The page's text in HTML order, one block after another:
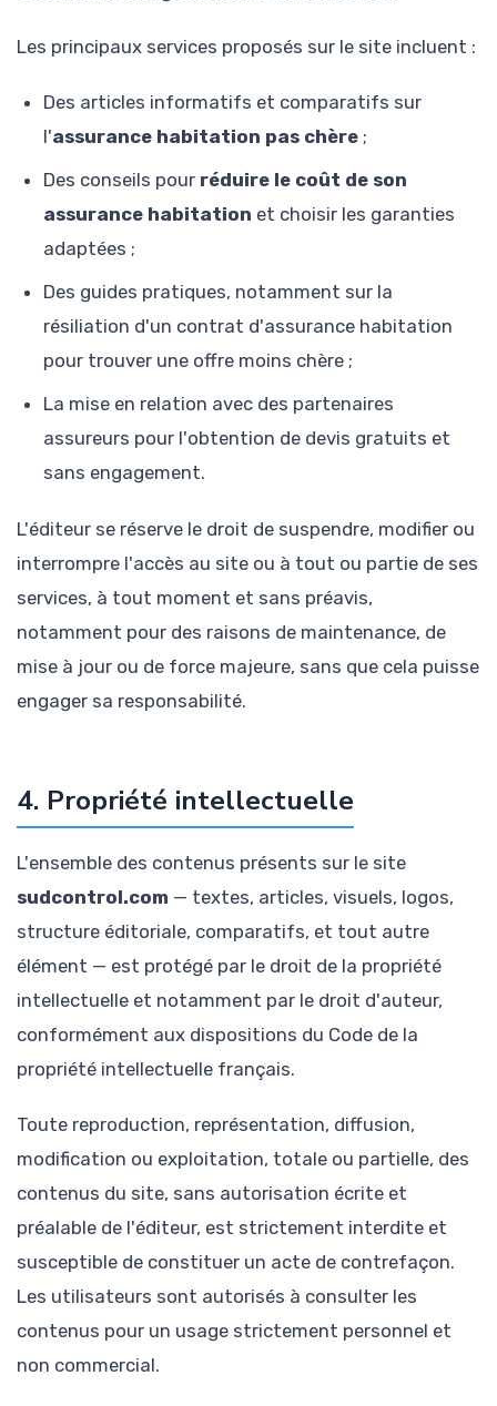
Les principaux services proposés sur le site incluent :
Des articles informatifs et comparatifs sur
l'assurance habitation pas chère ;
Des conseils pour réduire le coût de son
assurance habitation et choisir les garanties
adaptées ;
Des guides pratiques, notamment sur la
résiliation d'un contrat d'assurance habitation
pour trouver une offre moins chère ;
La mise en relation avec des partenaires
assureurs pour l'obtention de devis gratuits et
sans engagement.
L'éditeur se réserve le droit de suspendre, modifier ou
interrompre l'accès au site ou à tout ou partie de ses
services, à tout moment et sans préavis,
notamment pour des raisons de maintenance, de
mise à jour ou de force majeure, sans que cela puisse
engager sa responsabilité.
4. Propriété intellectuelle
L'ensemble des contenus présents sur le site
sudcontrol.com — textes, articles, visuels, logos,
structure éditoriale, comparatifs, et tout autre
élément — est protégé par le droit de la propriété
intellectuelle et notamment par le droit d'auteur,
conformément aux dispositions du Code de la
propriété intellectuelle français.
Toute reproduction, représentation, diffusion,
modification ou exploitation, totale ou partielle, des
contenus du site, sans autorisation écrite et
préalable de l'éditeur, est strictement interdite et
susceptible de constituer un acte de contrefaçon.
Les utilisateurs sont autorisés à consulter les
contenus pour un usage strictement personnel et
non commercial.